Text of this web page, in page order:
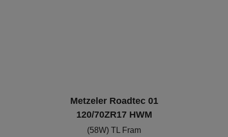
Metzeler Roadtec 01
120/70ZR17 HWM
(58W) TL Fram